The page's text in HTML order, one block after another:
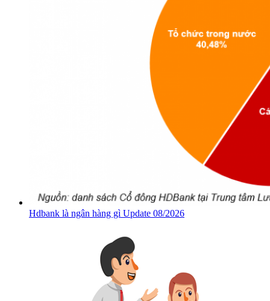
Hdbank là ngân hàng gì Update 08/2026